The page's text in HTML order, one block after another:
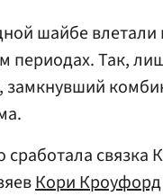
шайбе влетали
периодах. Так,
, замкнувший
сработала
Кори Кроуфорд